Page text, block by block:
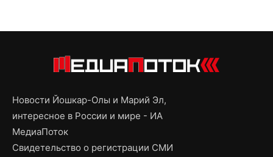
Новости Йошкар-Олы и Марий Эл,
интересное в России и мире - ИА
МедиаПоток
Свидетельство о регистрации СМИ